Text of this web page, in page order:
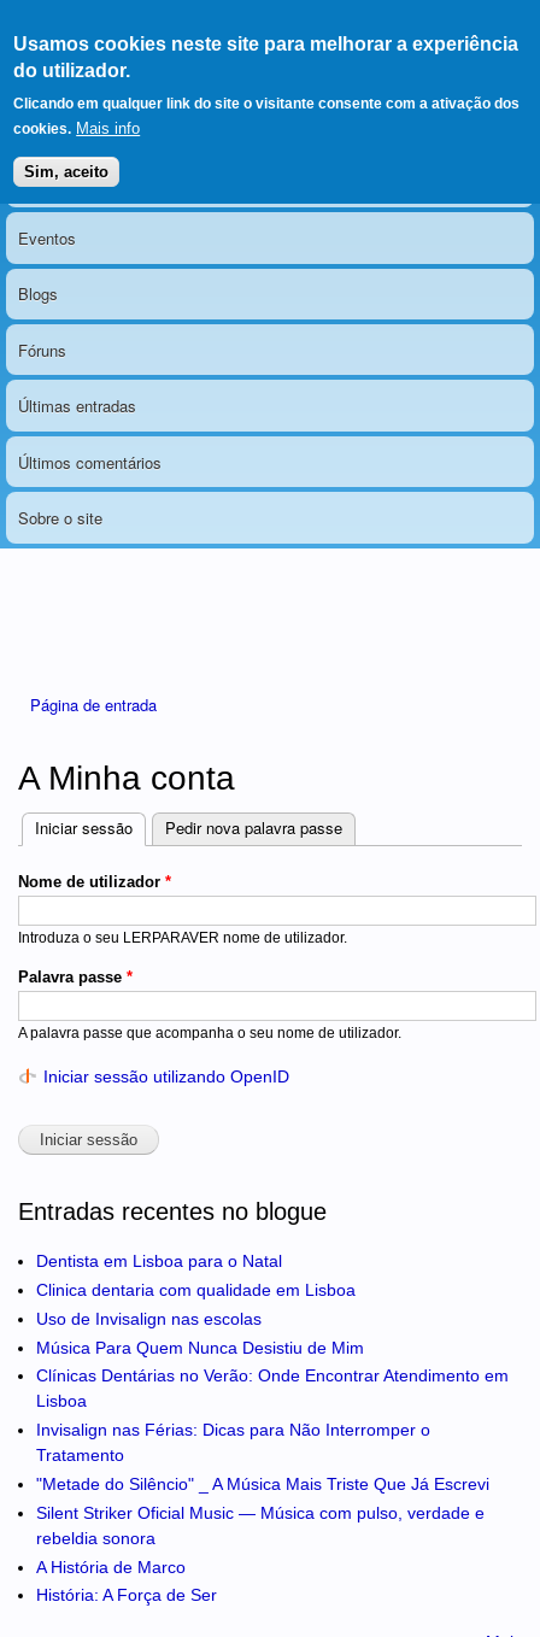
Usamos cookies neste site para melhorar a experiência
do utilizador.
Clicando em qualquer link do site o visitante consente com a ativação dos
cookies. Mais info
Sim, aceito
LERPARAVER , ir para a
página principal
O portal da visão diferente
Menu principal
Notícias
Eventos
Blogs
Fóruns
Últimas entradas
Últimos comentários
Sobre o site
Página de entrada
A Minha conta
Separadores
Iniciar sessão (separador ativo)
Pedir nova palavra passe
Nome de utilizador *
Introduza o seu LERPARAVER nome de utilizador.
Palavra passe *
A palavra passe que acompanha o seu nome de utilizador.
Iniciar sessão utilizando OpenID
Entradas recentes no blogue
Dentista em Lisboa para o Natal
Clinica dentaria com qualidade em Lisboa
Uso de Invisalign nas escolas
Música Para Quem Nunca Desistiu de Mim
Clínicas Dentárias no Verão: Onde Encontrar Atendimento em
Lisboa
Invisalign nas Férias: Dicas para Não Interromper o
Tratamento
"Metade do Silêncio" _ A Música Mais Triste Que Já Escrevi
Silent Striker Oficial Music — Música com pulso, verdade e
rebeldia sonora
A História de Marco
História: A Força de Ser